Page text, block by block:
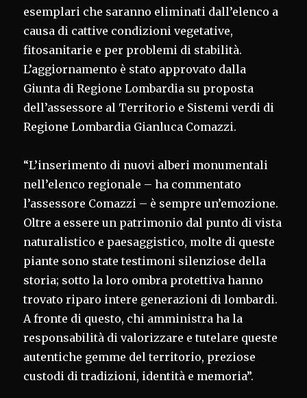
esemplari che saranno eliminati dall’elenco a
causa di cattive condizioni vegetative,
fitosanitarie e per problemi di stabilità.
L’aggiornamento è stato approvato dalla
Giunta di Regione Lombardia su proposta
dell’assessore al Territorio e Sistemi verdi di
Regione Lombardia Gianluca Comazzi.
“L’inserimento di nuovi alberi monumentali
nell’elenco regionale – ha commentato
l’assessore Comazzi – è sempre un’emozione.
Oltre a essere un patrimonio dal punto di vista
naturalistico e paesaggistico, molte di queste
piante sono state testimoni silenziose della
storia; sotto la loro ombra protettiva hanno
trovato riparo intere generazioni di lombardi.
A fronte di questo, chi amministra ha la
responsabilità di valorizzare e tutelare queste
autentiche gemme del territorio, preziose
custodi di tradizioni, identità e memoria”.